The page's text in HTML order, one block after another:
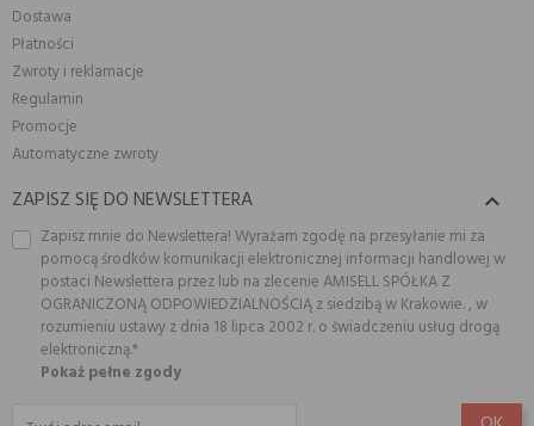
Dostawa
Płatności
Zwroty i reklamacje
Regulamin
Promocje
Automatyczne zwroty
ZAPISZ SIĘ DO NEWSLETTERA 
Zapisz mnie do Newslettera! Wyrażam zgodę na przesyłanie mi za
pomocą środków komunikacji elektronicznej informacji handlowej w
postaci Newslettera przez lub na zlecenie AMISELL SPÓŁKA Z
OGRANICZONĄ ODPOWIEDZIALNOŚCIĄ z siedzibą w Krakowie. , w
rozumieniu ustawy z dnia 18 lipca 2002 r. o świadczeniu usług drogą
elektroniczną.*
Pokaż pełne zgody